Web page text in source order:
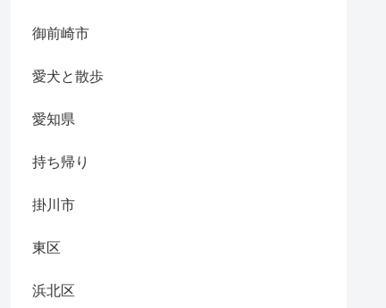
御前崎市
愛犬と散歩
愛知県
持ち帰り
掛川市
東区
浜北区